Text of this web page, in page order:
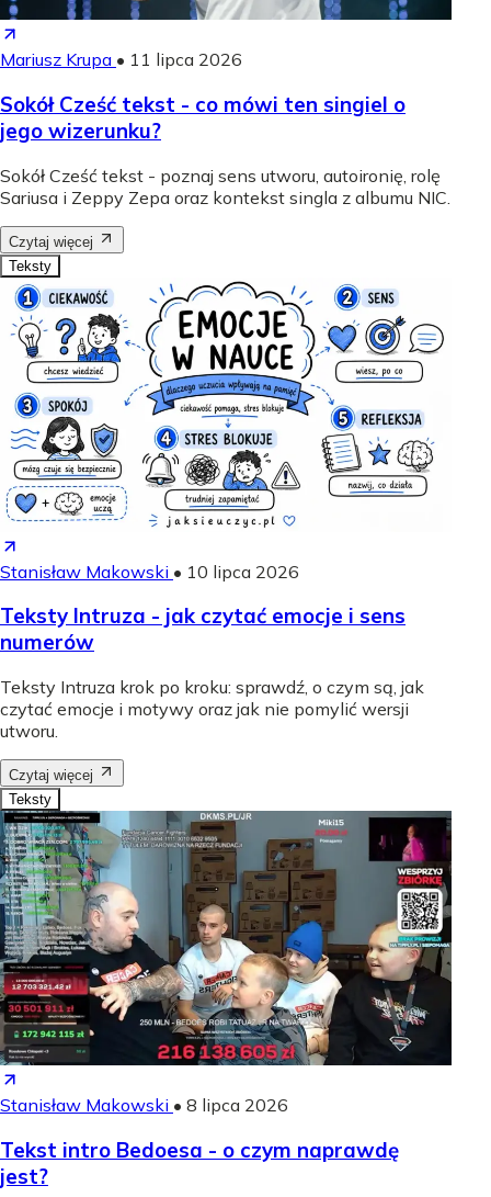
Mariusz Krupa • 11 lipca 2026
Sokół Cześć tekst - co mówi ten singiel o
jego wizerunku?
Sokół Cześć tekst - poznaj sens utworu, autoironię, rolę
Sariusa i Zeppy Zepa oraz kontekst singla z albumu NIC.
Czytaj więcej
Teksty
Stanisław Makowski • 10 lipca 2026
Teksty Intruza - jak czytać emocje i sens
numerów
Teksty Intruza krok po kroku: sprawdź, o czym są, jak
czytać emocje i motywy oraz jak nie pomylić wersji
utworu.
Czytaj więcej
Teksty
Stanisław Makowski • 8 lipca 2026
Tekst intro Bedoesa - o czym naprawdę
jest?